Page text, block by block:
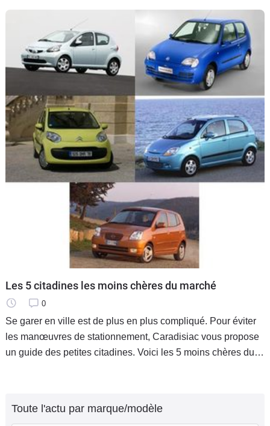
Les 5 citadines les moins chères du marché
0
Se garer en ville est de plus en plus compliqué. Pour éviter
les manœuvres de stationnement, Caradisiac vous propose
un guide des petites citadines. Voici les 5 moins chères du
Toute l'actu par marque/modèle